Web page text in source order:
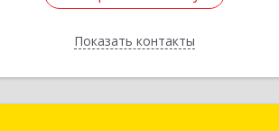
Показать контакты
Назад